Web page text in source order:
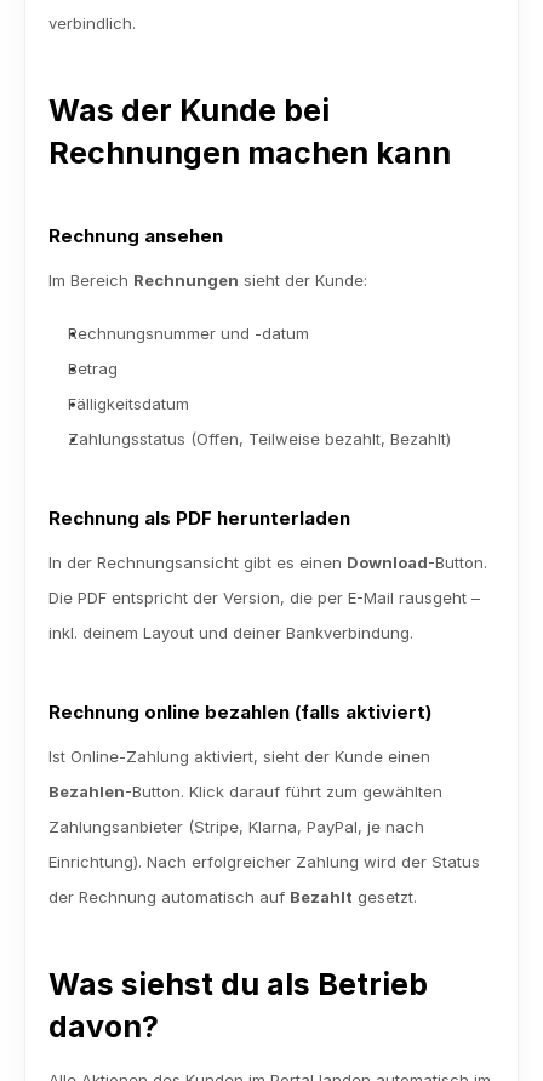
verbindlich.
Was der Kunde bei
Rechnungen machen kann
Rechnung ansehen
Im Bereich Rechnungen sieht der Kunde:
Rechnungsnummer und -datum
Betrag
Fälligkeitsdatum
Zahlungsstatus (Offen, Teilweise bezahlt, Bezahlt)
Rechnung als PDF herunterladen
In der Rechnungsansicht gibt es einen Download-Button.
Die PDF entspricht der Version, die per E-Mail rausgeht –
inkl. deinem Layout und deiner Bankverbindung.
Rechnung online bezahlen (falls aktiviert)
Bezahlen-Button. Klick darauf führt zum gewählten
Zahlungsanbieter (Stripe, Klarna, PayPal, je nach
Einrichtung). Nach erfolgreicher Zahlung wird der Status
der Rechnung automatisch auf Bezahlt gesetzt.
Was siehst du als Betrieb
davon?